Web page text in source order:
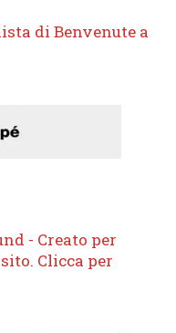
di Benvenute a